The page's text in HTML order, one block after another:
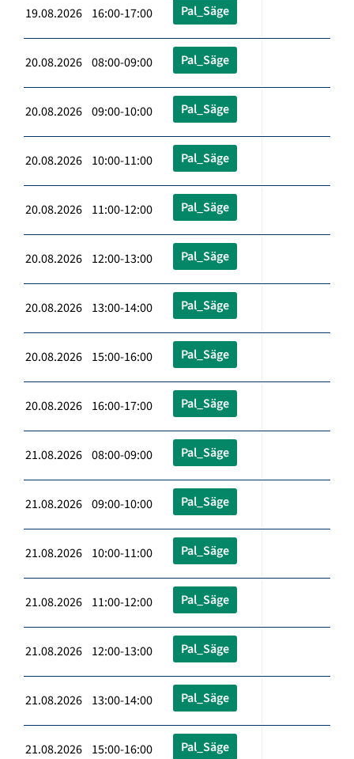
19.08.2026 16:00-17:00 Pal_Säge
20.08.2026 08:00-09:00 Pal_Säge
20.08.2026 09:00-10:00 Pal_Säge
20.08.2026 10:00-11:00 Pal_Säge
20.08.2026 11:00-12:00 Pal_Säge
20.08.2026 12:00-13:00 Pal_Säge
20.08.2026 13:00-14:00 Pal_Säge
20.08.2026 15:00-16:00 Pal_Säge
20.08.2026 16:00-17:00 Pal_Säge
21.08.2026 08:00-09:00 Pal_Säge
21.08.2026 09:00-10:00 Pal_Säge
21.08.2026 10:00-11:00 Pal_Säge
21.08.2026 11:00-12:00 Pal_Säge
21.08.2026 12:00-13:00 Pal_Säge
21.08.2026 13:00-14:00 Pal_Säge
21.08.2026 15:00-16:00 Pal_Säge